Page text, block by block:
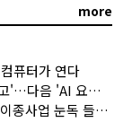
more
퓨터가 연다
'마그네슘 되고 칼슘 안되고'…다음 'AI 요약' 갈 길은
테마파크에 요양원까지…이종사업 눈독 들이는 게임사